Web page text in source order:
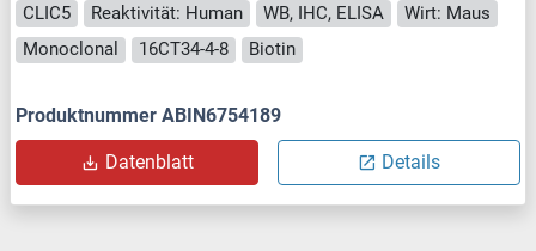
CLIC5 Reaktivität: Human WB, IHC, ELISA
Wirt: Maus
Monoclonal
16CT34-4-8 Biotin
Produktnummer ABIN6754189
Datenblatt Details